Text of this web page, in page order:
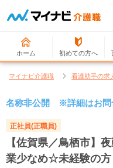
ホーム 初めての方へ
マイナビ介護職 看護助手の求
名称非公開 ※詳細はお問
正社員(正職員)
【佐賀県／鳥栖市】
業少なめ☆未経験の方